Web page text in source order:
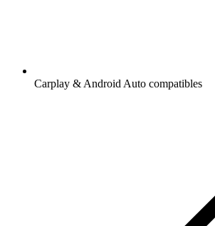
Carplay & Android Auto compatibles